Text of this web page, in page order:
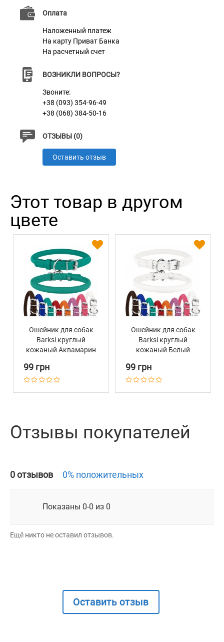
Оплата
Наложенный платеж
На карту Приват Банка
На расчетный счет
ВОЗНИКЛИ ВОПРОСЫ?
Звоните:
+38 (093) 354-96-49
+38 (068) 384-50-16
ОТЗЫВЫ (0)
Оставить отзыв
Этот товар в другом
цвете
Ошейник для собак
Barksi круглый
кожаный Аквамарин
99 грн
Ошейник для собак
Barksi круглый
кожаный Белый
99 грн
Отзывы покупателей
0 отзывов 0% положительных
Показаны 0-0 из 0
Ещё никто не оставил отзывов.
Оставить отзыв